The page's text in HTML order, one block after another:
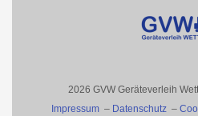
2026 GVW Geräteverleih
Impressum – Datenschutz –